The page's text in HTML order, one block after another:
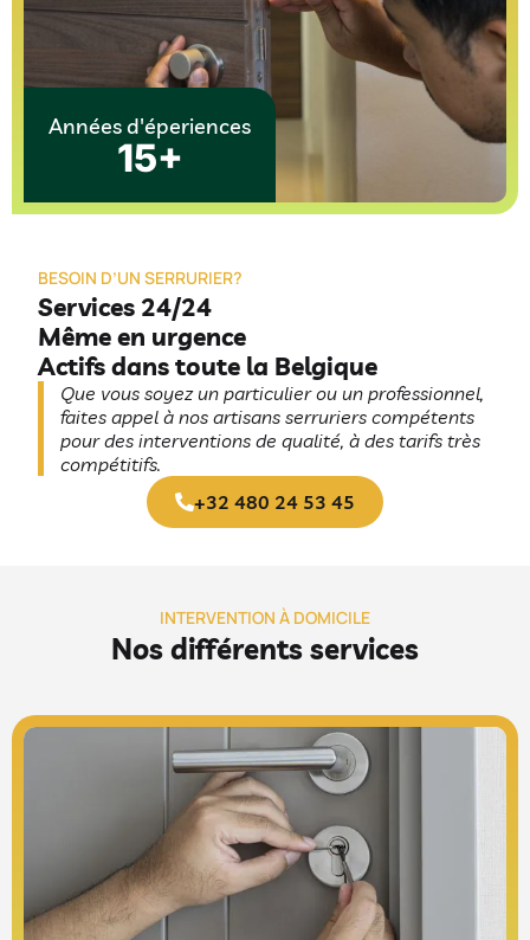
Années d'éperiences
15+
BESOIN D’UN SERRURIER?
Services 24/24
Même en urgence
Actifs dans toute la Belgique
Que vous soyez un particulier ou un professionnel,
faites appel à nos artisans serruriers compétents
pour des interventions de qualité, à des tarifs très
compétitifs.
+32 480 24 53 45
INTERVENTION À DOMICILE
Nos différents services